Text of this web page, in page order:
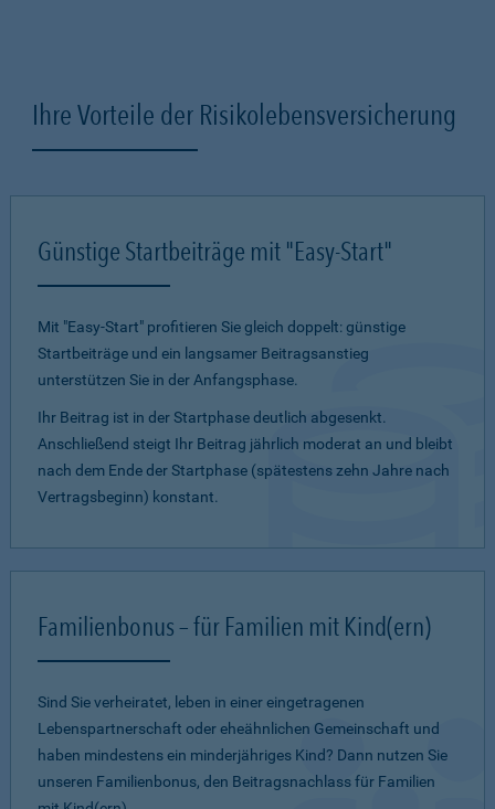
Ihre Vorteile der Risikolebensversicherung
Günstige Startbeiträge mit "Easy-Start"
Mit "Easy-Start" profitieren Sie gleich doppelt: günstige
Startbeiträge und ein lang­samer Beitragsanstieg
unterstützen Sie in der Anfangsphase.
Ihr Beitrag ist in der Startphase deutlich abgesenkt.
Anschließend steigt Ihr Beitrag jährlich moderat an und bleibt
nach dem Ende der Startphase (spätestens zehn Jahre nach
Vertragsbeginn) konstant.
Familienbonus – für Familien mit Kind(ern)
Sind Sie verheiratet, leben in einer eingetragenen
Lebenspartnerschaft oder eheähnlichen Gemeinschaft und
haben mindestens ein minderjähriges Kind? Dann nutzen Sie
unseren Familienbonus, den Beitragsnachlass für Familien